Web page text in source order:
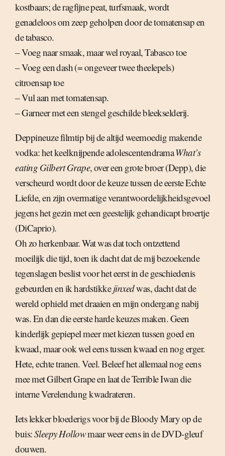
kostbaars; de ragfijne peat, turfsmaak, wordt
genadeloos om zeep geholpen door de tomatensap en
de tabasco.
– Voeg naar smaak, maar wel royaal, Tabasco toe
– Voeg een dash (= ongeveer twee theelepels)
citroensap toe
– Vul aan met tomatensap.
– Garneer met een stengel geschilde bleekselderij.
Deppineuze filmtip bij de altijd weemoedig makende
vodka: het keelknijpende adolescentendramaWhat’s
eating Gilbert Grape, over een grote broer (Depp), die
verscheurd wordt door de keuze tussen de eerste Echte
Liefde, en zijn overmatige verantwoordelijkheidsgevoel
jegens het gezin met een geestelijk gehandicapt broertje
(DiCaprio).
Oh zo herkenbaar. Wat was dat toch ontzettend
moeilijk die tijd, toen ik dacht dat de mij bezoekende
tegenslagen beslist voor het eerst in de geschiedenis
gebeurden en ik hardstikkejinxedwas, dacht dat de
wereld ophield met draaien en mijn ondergang nabij
was. En dan die eerste harde keuzes maken. Geen
kinderlijk gepiepel meer met kiezen tussen goed en
kwaad, maar ook wel eens tussen kwaad en nog erger.
Hete, echte tranen. Veel. Beleef het allemaal nog eens
mee met Gilbert Grape en laat de Terrible Iwan die
interne Verelendung kwadrateren.
Iets lekker bloederigs voor bij de Bloody Mary op de
buis:Sleepy Hollowmaar weer eens in de DVD-gleuf
douwen.